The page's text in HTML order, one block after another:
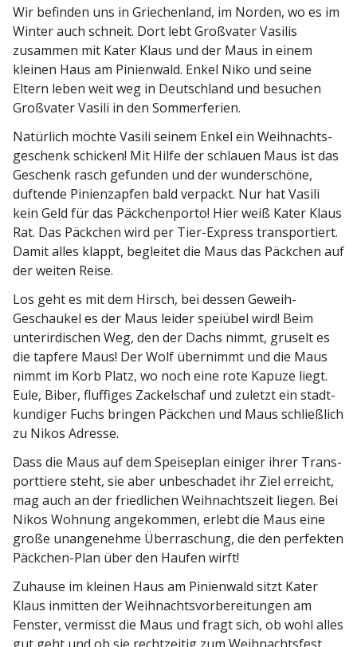
Wir befinden uns in Griechenland, im Norden, wo es im
Winter auch schneit. Dort lebt Großvater Vasilis
zusammen mit Kater Klaus und der Maus in einem
kleinen Haus am Pinienwald. Enkel Niko und seine
Eltern leben weit weg in Deutschland und besuchen
Großvater Vasili in den Sommerferien.
Natürlich möchte Vasili seinem Enkel ein Weihnachts­
ge­schenk schicken! Mit Hilfe der schlauen Maus ist das
Geschenk rasch gefunden und der wunder­schöne,
duftende Pinien­zapfen bald verpackt. Nur hat Vasili
kein Geld für das Päckchen­porto! Hier weiß Kater Klaus
Rat. Das Päckchen wird per Tier-Express trans­por­tiert.
Damit alles klappt, begleitet die Maus das Päckchen auf
der weiten Reise.
Los geht es mit dem Hirsch, bei dessen Geweih-
Geschaukel es der Maus leider speiübel wird! Beim
unter­ir­di­schen Weg, den der Dachs nimmt, gruselt es
die tapfere Maus! Der Wolf übernimmt und die Maus
nimmt im Korb Platz, wo noch eine rote Kapuze liegt.
Eule, Biber, fluffiges Zackel­schaf und zuletzt ein stadt­
kun­diger Fuchs bringen Päckchen und Maus schließlich
zu Nikos Adresse.
Dass die Maus auf dem Speiseplan einiger ihrer Trans­
port­tiere steht, sie aber unbeschadet ihr Ziel erreicht,
mag auch an der fried­lichen Weihnachtszeit liegen. Bei
Nikos Wohnung angekommen, erlebt die Maus eine
große unange­nehme Überra­schung, die den perfekten
Päckchen-Plan über den Haufen wirft!
Zuhause im kleinen Haus am Pinienwald sitzt Kater
Klaus inmitten der Weihnachts­vor­be­rei­tungen am
Fenster, vermisst die Maus und fragt sich, ob wohl alles